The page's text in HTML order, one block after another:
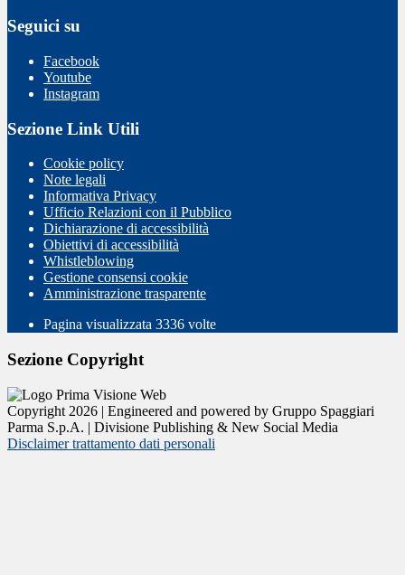
Seguici su
Facebook
Youtube
Instagram
Sezione Link Utili
Cookie policy
Note legali
Informativa Privacy
Ufficio Relazioni con il Pubblico
Dichiarazione di accessibilità
Obiettivi di accessibilità
Whistleblowing
Gestione consensi cookie
Amministrazione trasparente
Pagina visualizzata 3336 volte
Sezione Copyright
Copyright 2026 | Engineered and powered by Gruppo Spaggiari
Parma S.p.A. | Divisione Publishing & New Social Media
Disclaimer trattamento dati personali